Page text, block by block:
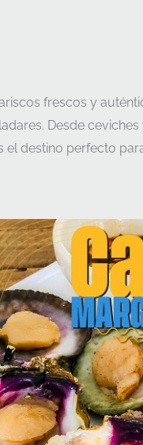
frescos y
Desde
el destino perfecto